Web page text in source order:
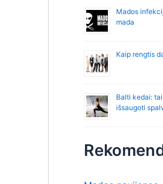
Mados
mada
Kaip rengtis
Balti kedai:
išsaugoti